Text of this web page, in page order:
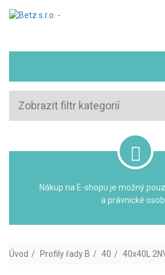
Zobrazit filtr kategorií
Nákup na E-shopu je možný
a právnické
Úvod Profily řady B 40 40x40L